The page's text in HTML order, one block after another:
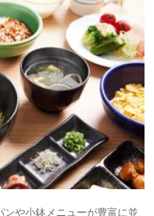
や小鉢メニューが豊富に並